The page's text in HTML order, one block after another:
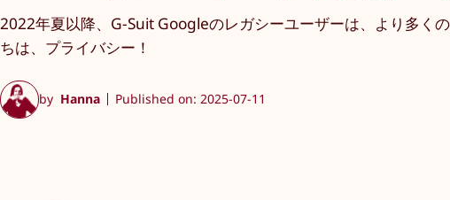
2022年夏以降、G-Suit Googleのレガシーユーザーは、より多く
ちは、プライバシー！
by Hanna Published on: 2025-07-11